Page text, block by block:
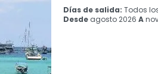
Días de salida: Todos
Desde agosto 2026 A